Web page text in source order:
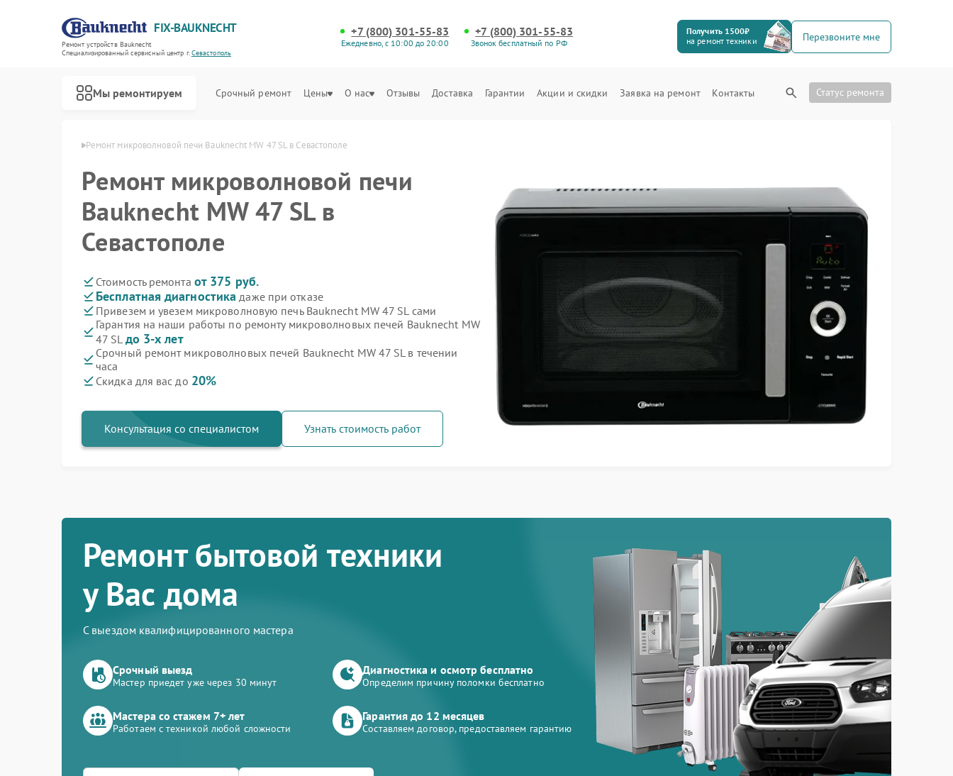
FIX-BAUKNECHT
Ремонт устройств Bauknecht
Специализированный cервисный центр г.Севастополь
+7 (800) 301-55-83
Ежедневно, с 10:00 до 20:00
+7 (800) 301-55-83
Звонок бесплатный по РФ
Получить 1500₽
на ремонт техники
Перезвоните мне
Мы ремонтируем Срочный ремонт Цены О нас Отзывы Доставка Гарантии Акции и скидки Заявка на ремонт Контакты Статус ремонта
Ремонт микроволновой печи Bauknecht MW 47 SL в Севастополе
Ремонт микроволновой печи
Bauknecht MW 47 SL в
Севастополе
Стоимость ремонта от 375 руб.
Бесплатная диагностика даже при отказе
Привезем и увезем микроволновую печь Bauknecht MW 47 SL сами
Гарантия на наши работы по ремонту микроволновых печей Bauknecht MW
47 SL до 3-х лет
Срочный ремонт микроволновых печей Bauknecht MW 47 SL в течении
часа
Скидка для вас до 20%
Консультация со специалистом Узнать стоимость работ
Ремонт бытовой техники
у Вас дома
С выездом квалифицированного мастера
Срочный выезд
Мастер приедет уже через 30 минут
Диагностика и осмотр бесплатно
Определим причину поломки бесплатно
Мастера со стажем 7+ лет
Работаем с техникой любой сложности
Гарантия до 12 месяцев
Составляем договор, предоставляем гарантию